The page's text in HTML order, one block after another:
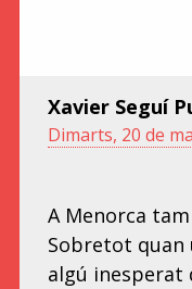
Xavier Seguí
Dimarts, 20 de
A Menorca
Sobretot quan
algú inesperat